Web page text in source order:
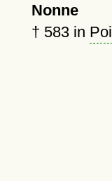
Nonne
† 583in